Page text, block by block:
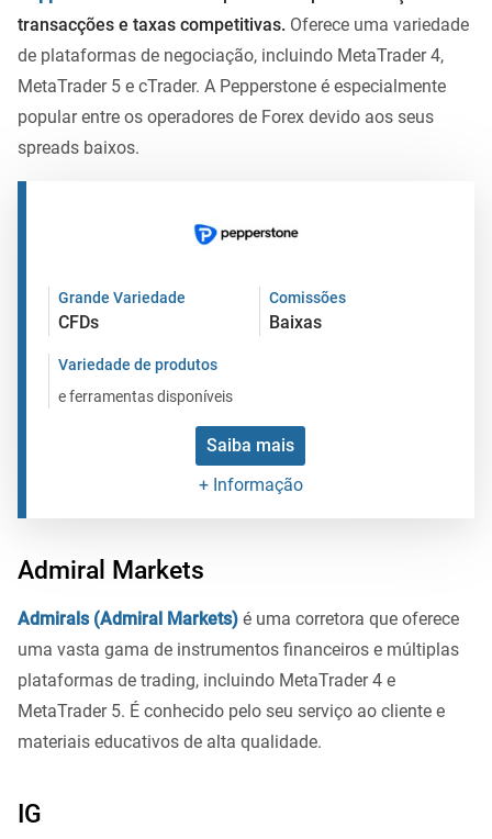
transacções e taxas competitivas. Oferece uma variedade
de plataformas de negociação, incluindo MetaTrader 4,
MetaTrader 5 e cTrader. A Pepperstone é especialmente
popular entre os operadores de Forex devido aos seus
spreads baixos.
Grande Variedade
CFDs
Comissões
Baixas
Variedade de produtos
e ferramentas disponíveis
Saiba mais
+ Informação
Admiral Markets
Admirals (Admiral Markets) é uma corretora que oferece
uma vasta gama de instrumentos financeiros e múltiplas
plataformas de trading, incluindo MetaTrader 4 e
MetaTrader 5. É conhecido pelo seu serviço ao cliente e
materiais educativos de alta qualidade.
IG